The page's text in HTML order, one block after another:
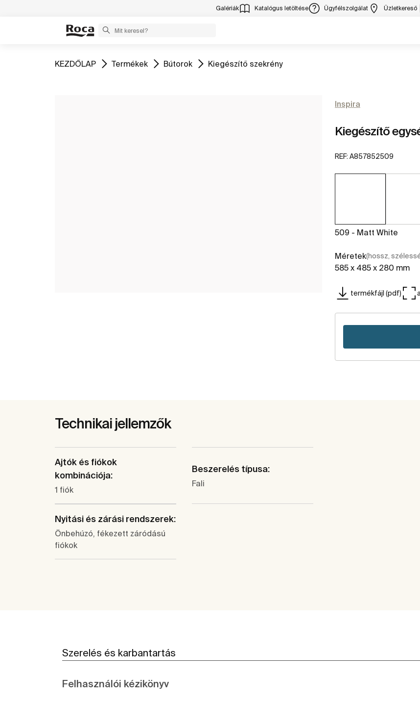
Galériák Katalógus letöltése Ügyfélszolgálat Üzletkereső
Ugrás
KEZDŐLAP Ugrás
Termékek Ugrás
Bútorok Ugrás
Kiegészítő szekrény
Inspira
Kiegészítő
REF: A857852509
509 - Matt White
Méretek(hossz,
585 x 485 x 280 mm
termékfájl (pdf)
Technikai jellemzők
Ajtók és fiókok
kombinációja:
1 fiók
Beszerelés típusa:
Fali
Nyitási és zárási rendszerek:
Önbehúzó, fékezett záródású
fiókok
Szerelés és karbantartás
Felhasználói kézikönyv